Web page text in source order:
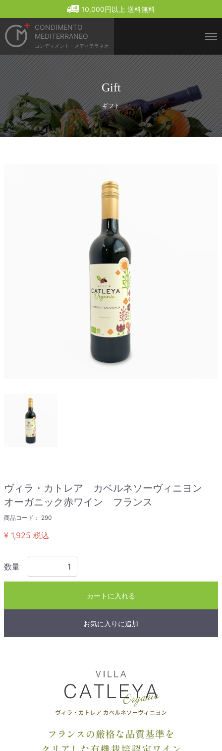
10,000円以上 送料無料
CONDIMENTO
MEDITERRANEO
コンディメント・メディテラネオ
Gift
ギフト
ヴィラ・カトレア カベルネソーヴィニヨン
オーガニック赤ワイン フランス
商品コード： 290
¥ 1,925 税込
数量
カートに入れる
お気に入りに追加